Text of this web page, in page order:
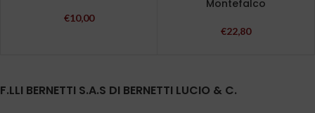
€10,00
Montefalco
€22,80
F.LLI BERNETTI S.A.S DI BERNETTI LUCIO & C.